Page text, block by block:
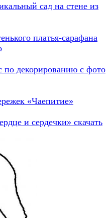
сад на стене из
платья-сарафана
по декорированию с фото
«Чаепитие»
и сердечки» скачать